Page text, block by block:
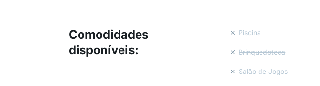
Comodidades
disponíveis:
Piscina
Brinquedoteca
Salão de Jogos